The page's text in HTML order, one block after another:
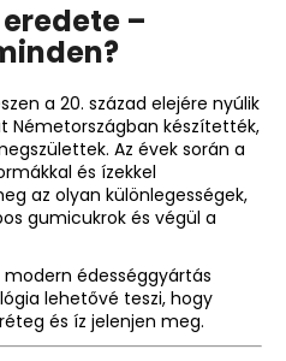
–
a 20. század elejére nyúlik
Németországban készítették,
Az évek során a
és ízekkel
az olyan különlegességek,
gumicukrok és végül a
édességgyártás
lehetővé teszi, hogy
és íz jelenjen meg.